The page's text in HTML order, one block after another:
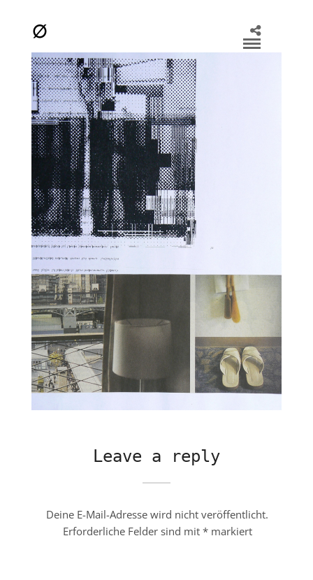
Leave a reply
Deine E-Mail-Adresse wird nicht veröffentlicht.
Erforderliche Felder sind mit *markiert